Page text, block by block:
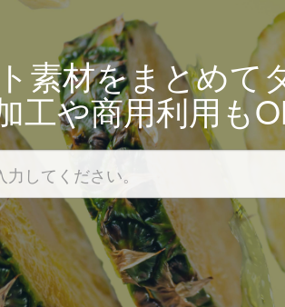
素材をまとめて
工や商用利用も